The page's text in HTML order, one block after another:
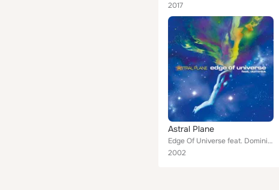
2017
Astral Plane
Edge Of Universe feat. Dominick
2002